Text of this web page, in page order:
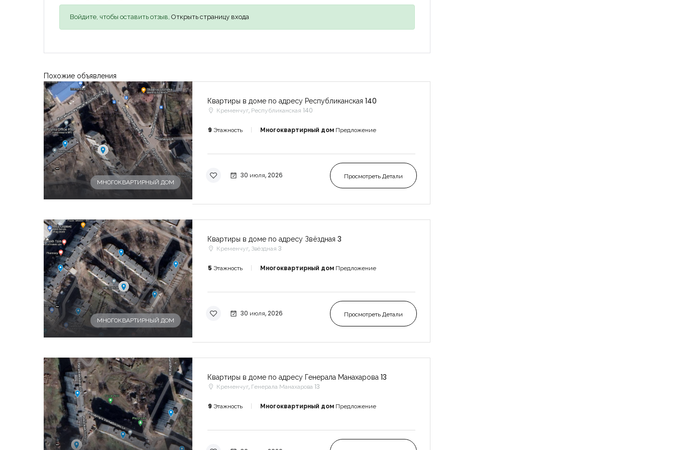
Войдите, чтобы оставить отзыв, Открыть страницу входа
Похожие объявления
-
МНОГОКВАРТИРНЫЙ ДОМ
Квартиры в доме по адресу Республиканская 140
Кременчуг, Республиканская 140
9 Этажность Многоквартирный дом Предложение
30 июля, 2026 Просмотреть Детали
-
МНОГОКВАРТИРНЫЙ ДОМ
Квартиры в доме по адресу Звёздная 3
Кременчуг, Звёздная 3
5 Этажность Многоквартирный дом Предложение
30 июля, 2026 Просмотреть Детали
-
Квартиры в доме по адресу Генерала Манахарова 13
Кременчуг, Генерала Манахарова 13
9 Этажность Многоквартирный дом Предложение